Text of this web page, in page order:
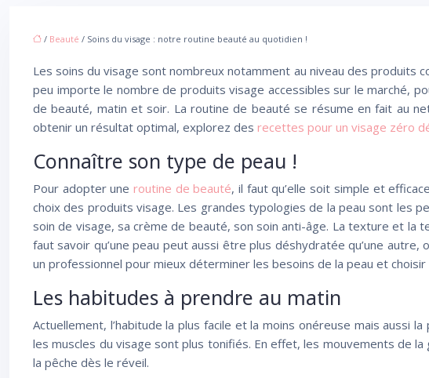
/ Beauté / Soins du visage : notre routine beauté au quotidien !
Les soins du visage sont nombreux notamment au niveau des
peu importe le nombre de produits visage accessibles sur le marché,
de beauté, matin et soir. La routine de beauté se résume en fait au
obtenir un résultat optimal, explorez des recettes pour un visage zéro
Connaître son type de peau !
Pour adopter une routine de beauté, il faut qu’elle soit simple et
choix des produits visage. Les grandes typologies de la peau sont les
soin de visage, sa crème de beauté, son soin anti-âge. La texture et la
faut savoir qu’une peau peut aussi être plus déshydratée qu’une
un professionnel pour mieux déterminer les besoins de la peau et choisir
Les habitudes à prendre au matin
Actuellement, l’habitude la plus facile et la moins onéreuse mais aussi
les muscles du visage sont plus tonifiés. En effet, les mouvements de
la pêche dès le réveil.